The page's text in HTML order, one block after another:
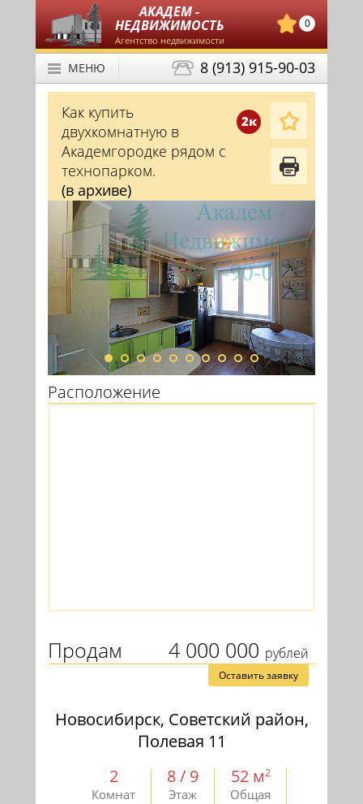
АКАДЕМ -
НЕДВИЖИМОСТЬ
Агентство недвижимости
0
8 (913) 915-90-03
МЕНЮ
2к
Как купить
двухкомнатную в
Академгородке рядом с
технопарком.
(в архиве)
Расположение
4 000 000 рублей
Продам
Оставить заявку
Новосибирск, Советский район,
Полевая 11
2
Комнат
8 / 9
Этаж
52 м2
Общая